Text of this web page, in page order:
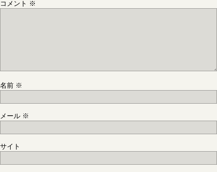
コメント ※
名前 ※
メール ※
サイト